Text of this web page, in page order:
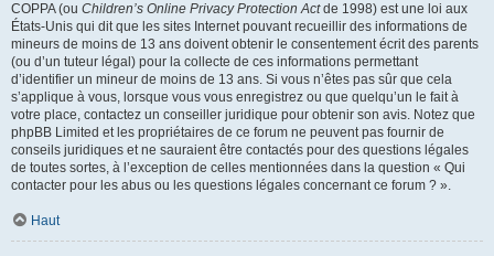
COPPA (ou Children’s Online Privacy Protection Actde 1998) est une loi aux
États-Unis qui dit que les sites Internet pouvant recueillir des informations de
mineurs de moins de 13 ans doivent obtenir le consentement écrit des parents
(ou d’un tuteur légal) pour la collecte de ces informations permettant
d’identifier un mineur de moins de 13 ans. Si vous n’êtes pas sûr que cela
s’applique à vous, lorsque vous vous enregistrez ou que quelqu’un le fait à
votre place, contactez un conseiller juridique pour obtenir son avis. Notez que
phpBB Limited et les propriétaires de ce forum ne peuvent pas fournir de
conseils juridiques et ne sauraient être contactés pour des questions légales
de toutes sortes, à l’exception de celles mentionnées dans la question « Qui
contacter pour les abus ou les questions légales concernant ce forum ? ».
Haut